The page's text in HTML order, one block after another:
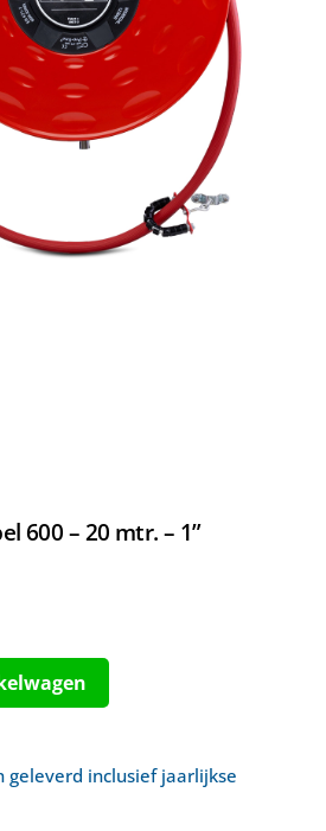
600 – 20 mtr. – 1”
geleverd inclusief jaarlijkse